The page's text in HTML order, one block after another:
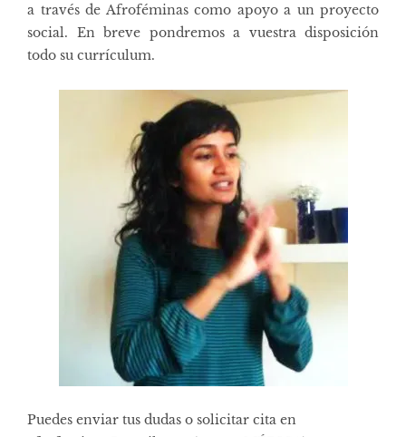
a través de Afroféminas como apoyo a un proyecto
social. En breve pondremos a vuestra disposición
todo su currículum.
Puedes enviar tus dudas o solicitar cita en